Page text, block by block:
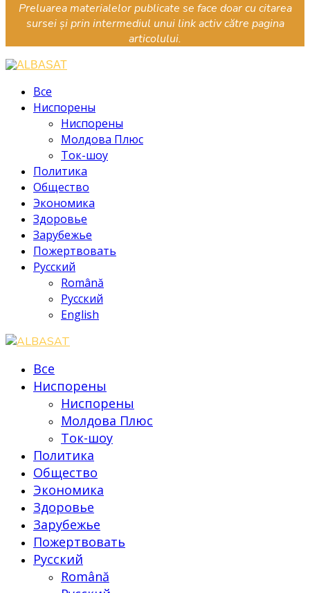
Preluarea materialelor publicate se face doar cu citarea
sursei și prin intermediul unui link activ către pagina
articolului.
Все
Ниспорены
Ниспорены
Молдова Плюс
Ток-шоу
Политика
Общество
Экономика
Здоровье
Зарубежье
Пожертвовать
Русский
Română
Русский
English
Все
Ниспорены
Ниспорены
Молдова Плюс
Ток-шоу
Политика
Общество
Экономика
Здоровье
Зарубежье
Пожертвовать
Русский
Română